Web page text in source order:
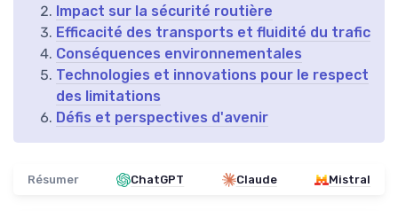
Impact sur la sécurité routière
Efficacité des transports et fluidité du trafic
Conséquences environnementales
Technologies et innovations pour le respect
des limitations
Défis et perspectives d'avenir
Résumer ChatGPT Claude Mistral